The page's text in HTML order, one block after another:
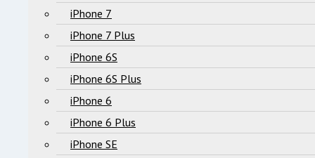
iPhone 7
iPhone 7 Plus
iPhone 6S
iPhone 6S Plus
iPhone 6
iPhone 6 Plus
iPhone SE